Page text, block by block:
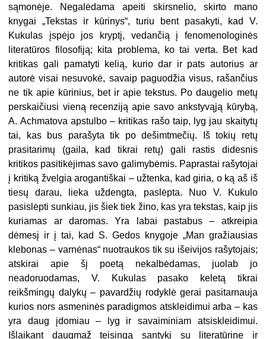
sąmonėje. Negalėdama apeiti skirsnelio, skirto mano
knygai „Tekstas ir kūrinys“, turiu bent pasakyti, kad V.
Kukulas įspėjo jos kryptį, vedančią į fenomenologinės
literatūros filosofiją; kita problema, ko tai verta. Bet kad
kritikas gali pamatyti kelią, kurio dar ir pats autorius ar
autorė visai nesuvokė, savaip paguodžia visus, rašančius
ne tik apie kūrinius, bet ir apie tekstus. Po daugelio metų
perskaičiusi vieną recenziją apie savo ankstyvąją kūrybą,
A. Achmatova apstulbo – kritikas rašo taip, lyg jau skaitytų
tai, kas bus parašyta tik po dešimtmečių. Iš tokių retų
prasitarimų (gaila, kad tikrai retų) gali rastis didesnis
kritikos pasitikėjimas savo galimybėmis. Paprastai rašytojai
į kritiką žvelgia arogantiškai – užtenka, kad giria, o ką aš iš
tiesų darau, lieka uždengta, paslėpta. Nuo V. Kukulo
pasislėpti sunkiau, jis šiek tiek žino, kas yra tekstas, kaip jis
kuriamas ar daromas. Yra labai pastabus – atkreipia
dėmesį ir į tai, kad S. Gedos knygoje „Man gražiausias
klebonas – varnėnas“ nuotraukos tik su išeivijos rašytojais;
atskirai apie šį poetą nekalbėdamas, juolab jo
neadoruodamas, V. Kukulas pasako keletą tikrai
reikšmingų dalykų – pavardžių rodyklė gerai pasitarnauja
kurios nors asmeninės paradigmos atskleidimui arba – kas
yra daug įdomiau – lyg ir savaiminiam atsiskleidimui.
Išlaikant daugmaž teisingą santykį su literatūrine ir